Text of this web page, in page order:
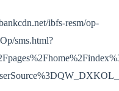
ibfs-resm/op-
sms.html?